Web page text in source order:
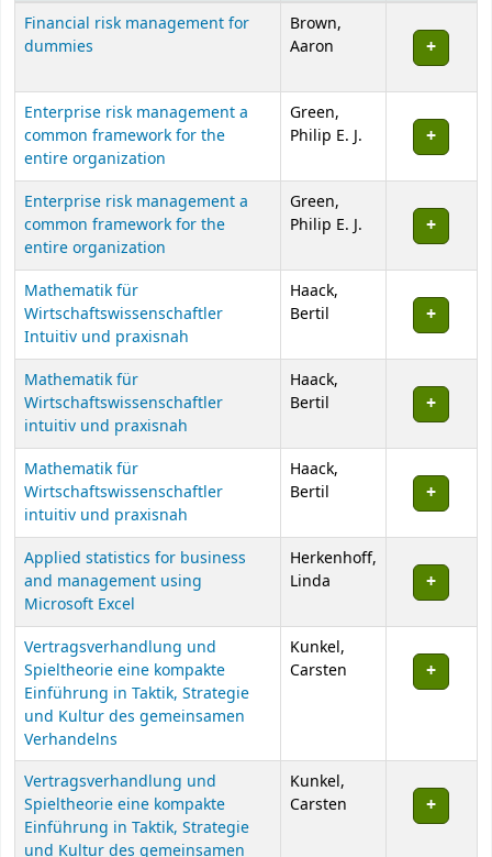
Courses
Financial risk management for
dummies
Brown,
Aaron
Enterprise risk management a
common framework for the
entire organization
Green,
Philip E. J.
Enterprise risk management a
common framework for the
entire organization
Green,
Philip E. J.
Mathematik für
Wirtschaftswissenschaftler
Intuitiv und praxisnah
Haack,
Bertil
Mathematik für
Wirtschaftswissenschaftler
intuitiv und praxisnah
Haack,
Bertil
Mathematik für
Wirtschaftswissenschaftler
intuitiv und praxisnah
Haack,
Bertil
Applied statistics for business
and management using
Microsoft Excel
Herkenhoff,
Linda
Vertragsverhandlung und
Spieltheorie eine kompakte
Einführung in Taktik, Strategie
und Kultur des gemeinsamen
Verhandelns
Kunkel,
Carsten
Vertragsverhandlung und
Spieltheorie eine kompakte
Einführung in Taktik, Strategie
und Kultur des gemeinsamen
Kunkel,
Carsten